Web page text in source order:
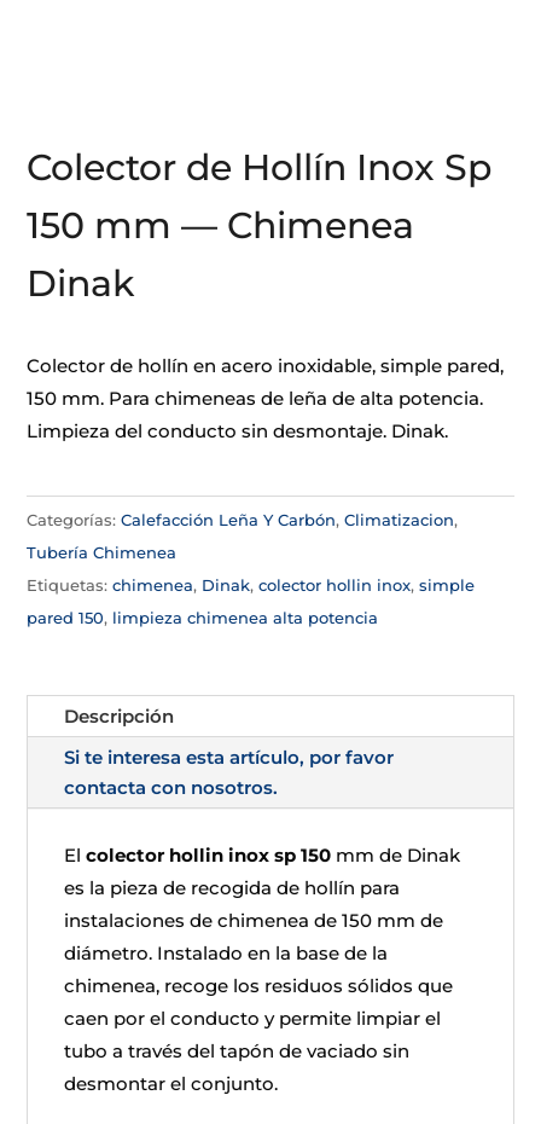
Colector de Hollín Inox Sp
150 mm — Chimenea
Dinak
Colector de hollín en acero inoxidable, simple pared,
150 mm. Para chimeneas de leña de alta potencia.
Limpieza del conducto sin desmontaje. Dinak.
Categorías:Calefacción Leña Y Carbón,Climatizacion,
Tubería Chimenea
Etiquetas:chimenea, Dinak,colector hollin inox,simple
pared 150, limpieza chimenea alta potencia
Descripción
Si te interesa esta artículo, por favor
contacta con nosotros.
Elcolector hollin inox sp 150 mm de Dinak
es la pieza de recogida de hollín para
instalaciones de chimenea de 150 mm de
diámetro. Instalado en la base de la
chimenea, recoge los residuos sólidos que
caen por el conducto y permite limpiar el
tubo a través del tapón de vaciado sin
desmontar el conjunto.